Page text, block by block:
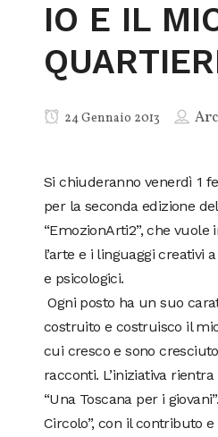
IO E IL
24 Gennaio 2013
Si chiuderanno venerdì 1
per la seconda edizione
“EmozionArti2”, che vuole
l’arte e i linguaggi creativi
e psicologici.
Ogni posto ha un suo
costruito e costruisco il
cui cresco e sono
racconti. L’iniziativa
“Una Toscana per i
Circolo”, con il contributo